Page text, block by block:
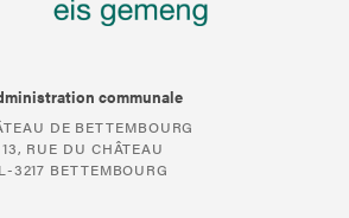
communale
DE BETTEMBOURG
13, RUE DU CHÂTEAU
L-3217 BETTEMBOURG